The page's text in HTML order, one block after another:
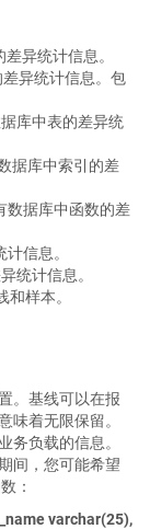
异统计信息。
异统计信息。包
库中表的差异统
据库中索引的差
数据库中函数的差
信息。
统计信息。
和样本。
。基线可以在报
味着无限保留。
务负载的信息。
间，您可能希望
：
varchar(25),